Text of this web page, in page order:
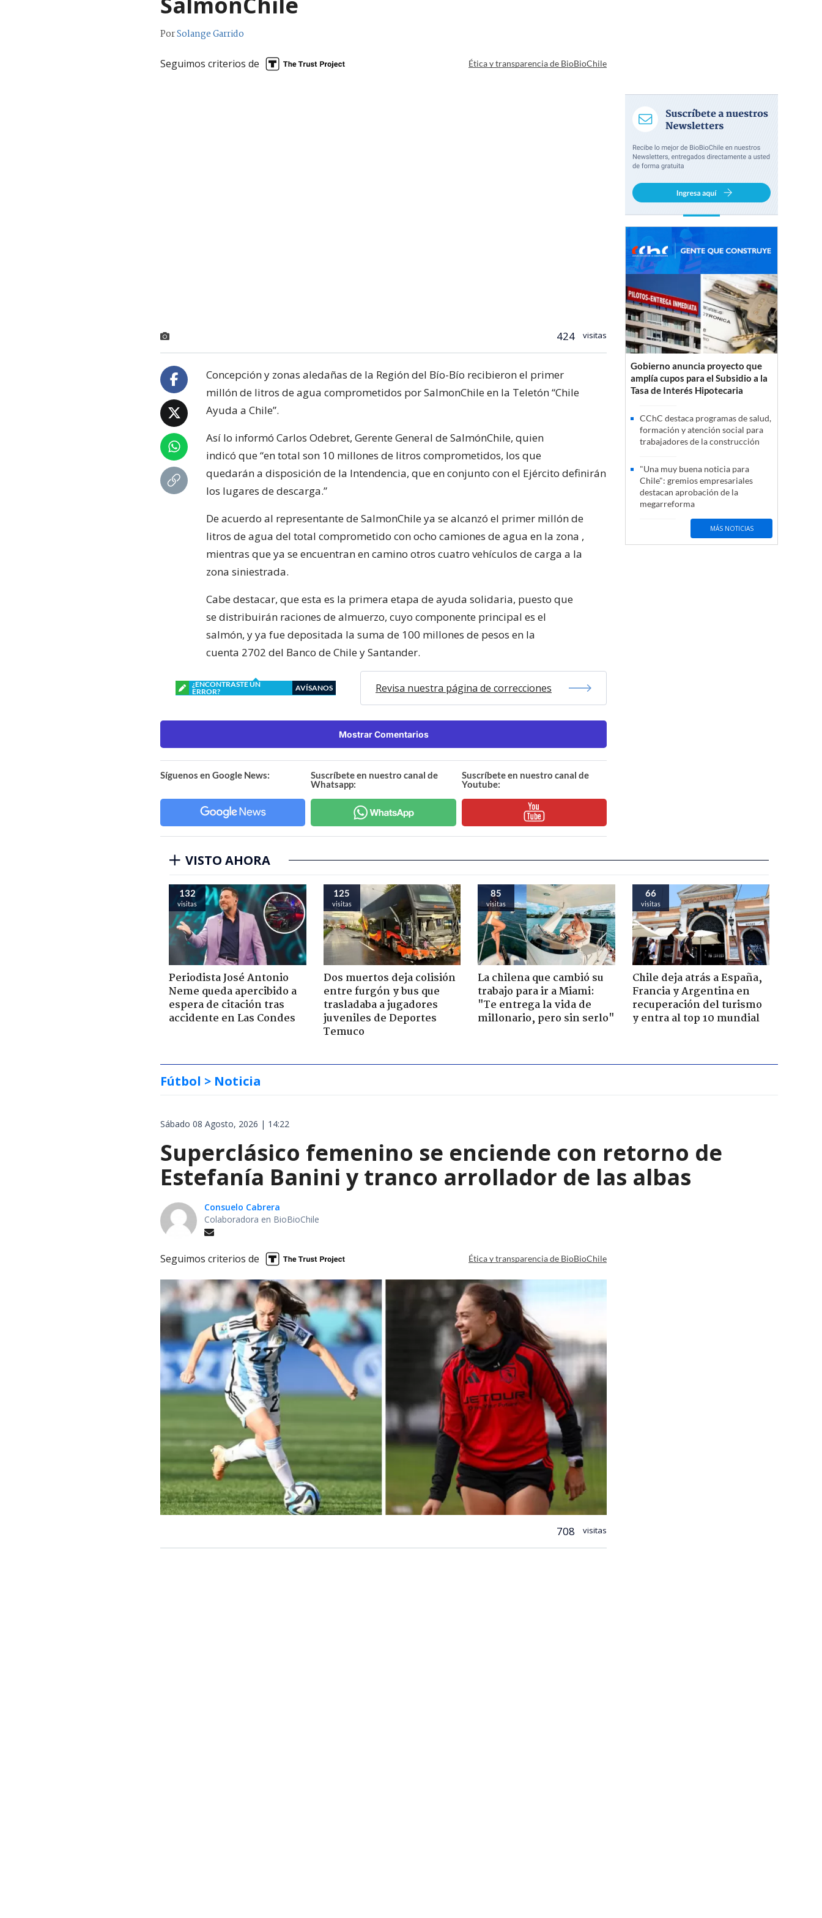
PorSolange Garrido
Seguimos criterios de Ética y transparencia de BioBioChile
424 visitas
Concepción y zonas aledañas de la Región del Bío-Bío recibieron el primer
millón de litros de agua comprometidos por SalmonChile en la Teletón “Chile
Ayuda a Chile”.
Así lo informó Carlos Odebret, Gerente General de SalmónChile, quien
indicó que “en total son 10 millones de litros comprometidos, los que
quedarán a disposición de la Intendencia, que en conjunto con el Ejército definirán
los lugares de descarga.”
De acuerdo al representante de SalmonChile ya se alcanzó el primer millón de
litros de agua del total comprometido con ocho camiones de agua en la zona ,
mientras que ya se encuentran en camino otros cuatro vehículos de carga a la
zona siniestrada.
Cabe destacar, que esta es la primera etapa de ayuda solidaria, puesto que
se distribuirán raciones de almuerzo, cuyo componente principal es el
salmón, y ya fue depositada la suma de 100 millones de pesos en la
cuenta 2702 del Banco de Chile y Santander.
¿ENCONTRASTE UN
ERROR?
AVÍSANOS Revisa nuestra página de correcciones
Mostrar Comentarios
Síguenos en Google News:
Suscríbete en nuestro canal de
Whatsapp:
Suscríbete en nuestro canal de
Youtube:
Gobierno anuncia proyecto que
amplía cupos para el Subsidio a la
Tasa de Interés Hipotecaria
CChC destaca programas de salud,
formación y atención social para
trabajadores de la construcción
"Una muy buena noticia para
Chile": gremios empresariales
destacan aprobación de la
megarreforma
MÁS NOTICIAS
VISTO AHORA
132
visitas
Periodista José Antonio
Neme queda apercibido a
espera de citación tras
accidente en Las Condes
125
visitas
Dos muertos deja colisión
entre furgón y bus que
trasladaba a jugadores
juveniles de Deportes
Temuco
85
visitas
La chilena que cambió su
trabajo para ir a Miami:
"Te entrega la vida de
millonario, pero sin serlo"
66
visitas
Chile deja atrás a España,
Francia y Argentina en
recuperación del turismo
y entra al top 10 mundial
Fútbol > Noticia
Sábado 08 Agosto, 2026 | 14:22
Superclásico femenino se enciende con retorno de
Estefanía Banini y tranco arrollador de las albas
Consuelo Cabrera
Colaboradora en BioBioChile
Seguimos criterios de Ética y transparencia de BioBioChile
708 visitas